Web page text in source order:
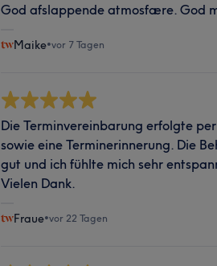
God afslappende atmosfære. God
Maike•vor 7 Tagen
Die Terminvereinbarung erfolgte
sowie eine Terminerinnerung. Die
gut und ich fühlte mich sehr
Vielen Dank.
Fraue•vor 22 Tagen